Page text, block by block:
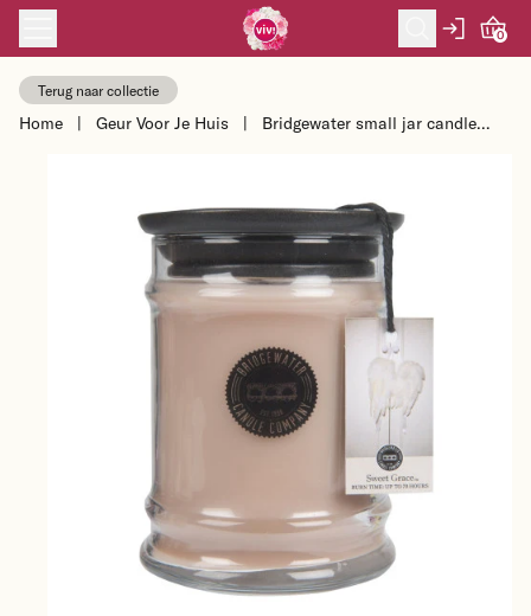
Skip to content
0
Terug naar collectie
Home | Geur Voor Je Huis |
Bridgewater small jar candle